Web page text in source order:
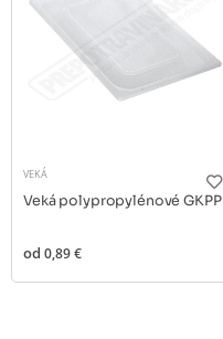
VEKÁ
Veká polypropylénové GKPP
od 0,89 €